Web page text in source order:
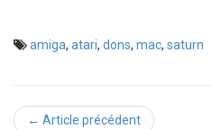
amiga, atari, dons, mac, saturn
← Article précédent